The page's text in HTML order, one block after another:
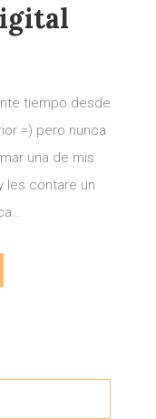
tiempo desde
=) pero nunca
una de mis
les contare un